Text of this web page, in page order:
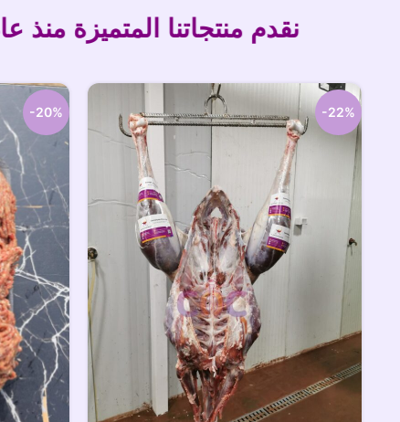
نقدم منتجاتنا المتميزة منذ عام 2016م
-22%
-20%